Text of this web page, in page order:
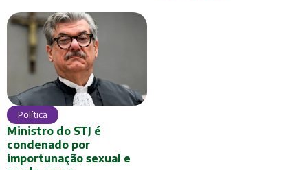
Política
Ministro do STJ é
condenado por
importunação sexual e